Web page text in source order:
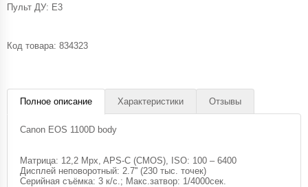
Пульт ДУ: E3
Код товара: 834323
Полное описание Характеристики Отзывы
Canon EOS 1100D body
Матрица: 12,2 Mpx, APS-C (CMOS), ISO: 100 – 6400
Дисплей неповоротный: 2.7'' (230 тыс. точек)
Серийная съёмка: 3 к/с.; Макс.затвор: 1/4000сек.